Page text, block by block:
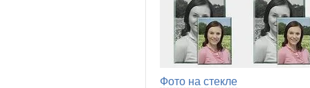
Фото на стекле